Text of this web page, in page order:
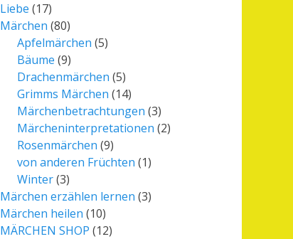
Liebe (17)
Märchen (80)
Apfelmärchen (5)
Bäume (9)
Drachenmärchen (5)
Grimms Märchen (14)
Märchenbetrachtungen (3)
Märcheninterpretationen (2)
Rosenmärchen (9)
von anderen Früchten (1)
Winter(3)
Märchen erzählen lernen (3)
Märchen heilen (10)
MÄRCHEN SHOP (12)